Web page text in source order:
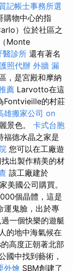
記帳士事務所選
購物中心的指
）位於社區之
Monte
醫診所 還有著名
照代辦 外牆 漏
，是宮殿和摩納
薦 Larvotto在這
Fontvieille的村莊
雄搬家公司 on
景色。 卡式台胞
福德水晶之家是
您可以在工廠遊
出製作精美的材
該工廠建於
美國公司購買。
個晶體，這是
運鬼臉，出於專
一個快樂的遊艇
的地中海氣候在
高度正朝著北部
國中找到藝術，
外燴 SBM創建了